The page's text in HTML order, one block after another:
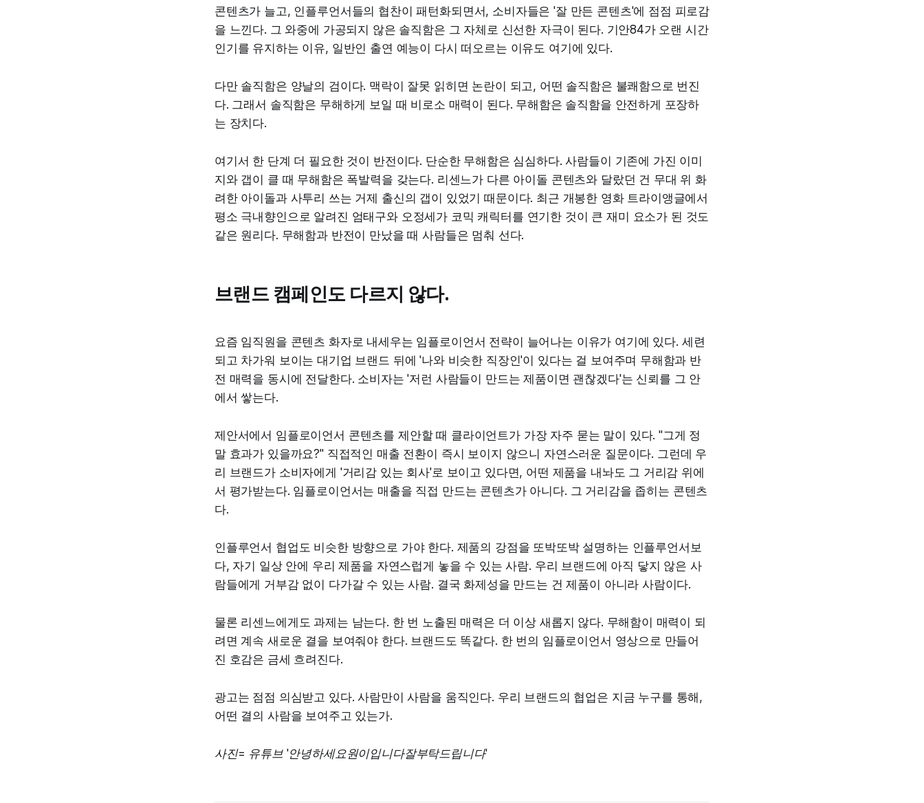
콘텐츠가 늘고, 인플루언서들의 협찬이 패턴화되면서, 소비자들은 '잘 만든 콘텐츠'에 점점 피로감
을 느낀다. 그 와중에 가공되지 않은 솔직함은 그 자체로 신선한 자극이 된다. 기안84가 오랜 시간
인기를 유지하는 이유, 일반인 출연 예능이 다시 떠오르는 이유도 여기에 있다.
다만 솔직함은 양날의 검이다. 맥락이 잘못 읽히면 논란이 되고, 어떤 솔직함은 불쾌함으로 번진
다. 그래서 솔직함은 무해하게 보일 때 비로소 매력이 된다. 무해함은 솔직함을 안전하게 포장하
는 장치다.
여기서 한 단계 더 필요한 것이 반전이다. 단순한 무해함은 심심하다. 사람들이 기존에 가진 이미
지와 갭이 클 때 무해함은 폭발력을 갖는다. 리센느가 다른 아이돌 콘텐츠와 달랐던 건 무대 위 화
려한 아이돌과 사투리 쓰는 거제 출신의 갭이 있었기 때문이다. 최근 개봉한 영화 트라이앵글에서
평소 극내향인으로 알려진 엄태구와 오정세가 코믹 캐릭터를 연기한 것이 큰 재미 요소가 된 것도
같은 원리다. 무해함과 반전이 만났을 때 사람들은 멈춰 선다.
브랜드 캠페인도 다르지 않다.
요즘 임직원을 콘텐츠 화자로 내세우는 임플로이언서 전략이 늘어나는 이유가 여기에 있다. 세련
되고 차가워 보이는 대기업 브랜드 뒤에 '나와 비슷한 직장인'이 있다는 걸 보여주며 무해함과 반
전 매력을 동시에 전달한다. 소비자는 '저런 사람들이 만드는 제품이면 괜찮겠다'는 신뢰를 그 안
에서 쌓는다.
제안서에서 임플로이언서 콘텐츠를 제안할 때 클라이언트가 가장 자주 묻는 말이 있다. "그게 정
말 효과가 있을까요?" 직접적인 매출 전환이 즉시 보이지 않으니 자연스러운 질문이다. 그런데 우
리 브랜드가 소비자에게 '거리감 있는 회사'로 보이고 있다면, 어떤 제품을 내놔도 그 거리감 위에
서 평가받는다. 임플로이언서는 매출을 직접 만드는 콘텐츠가 아니다. 그 거리감을 좁히는 콘텐츠
다.
인플루언서 협업도 비슷한 방향으로 가야 한다. 제품의 강점을 또박또박 설명하는 인플루언서보
다, 자기 일상 안에 우리 제품을 자연스럽게 놓을 수 있는 사람. 우리 브랜드에 아직 닿지 않은 사
람들에게 거부감 없이 다가갈 수 있는 사람. 결국 화제성을 만드는 건 제품이 아니라 사람이다.
물론 리센느에게도 과제는 남는다. 한 번 노출된 매력은 더 이상 새롭지 않다. 무해함이 매력이 되
려면 계속 새로운 결을 보여줘야 한다. 브랜드도 똑같다. 한 번의 임플로이언서 영상으로 만들어
진 호감은 금세 흐려진다.
광고는 점점 의심받고 있다. 사람만이 사람을 움직인다. 우리 브랜드의 협업은 지금 누구를 통해,
어떤 결의 사람을 보여주고 있는가.
사진= 유튜브 '안녕하세요원이입니다잘부탁드립니다'